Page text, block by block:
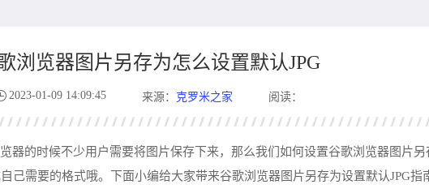
浏览器图片另存为怎么设置默认JPG
2023-01-09 14:09:45 来源： 克罗米之家 阅读：
器的时候不少用户需要将图片保存下来，那么我们如何设置谷歌浏览器图片
己需要的格式哦。下面小编给大家带来谷歌浏览器图片另存为设置默认JPG指